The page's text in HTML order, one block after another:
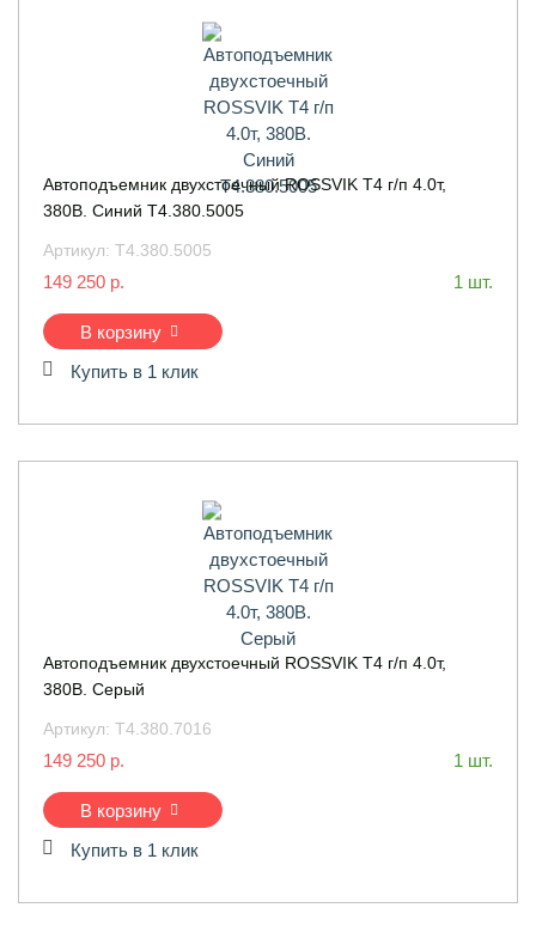
Автоподъемник двухстоечный ROSSVIK T4 г/п 4.0т,
380В. Синий T4.380.5005
Артикул: T4.380.5005
149 250 р. 1 шт.
В корзину
Купить в 1 клик
Автоподъемник двухстоечный ROSSVIK T4 г/п 4.0т,
380В. Серый
Артикул: T4.380.7016
149 250 р. 1 шт.
В корзину
Купить в 1 клик